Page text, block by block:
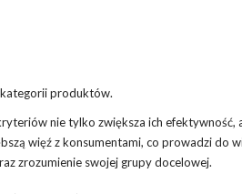
produktów.
nie tylko zwiększa ich efektywność,
więź z konsumentami, co prowadzi do
zrozumienie swojej grupy docelowej.